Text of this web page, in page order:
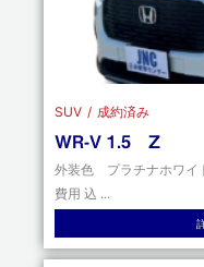
SUV 成約済み
WR-V 1.5 Z
外装色 プラチナホワイ
費用 込 ...